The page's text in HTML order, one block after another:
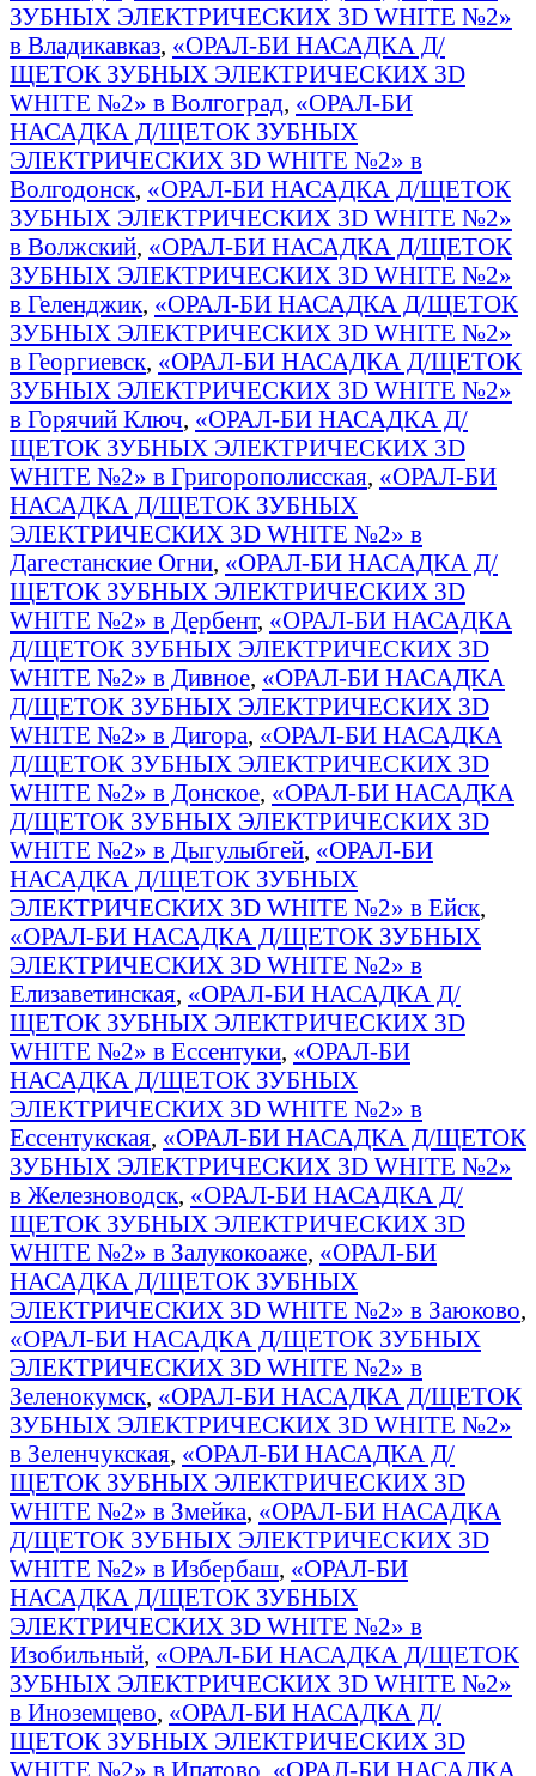
ЗУБНЫХ ЭЛЕКТРИЧЕСКИХ 3D WHITE №2»
в Владикавказ, «ОРАЛ-БИ НАСАДКА Д/
ЩЕТОК ЗУБНЫХ ЭЛЕКТРИЧЕСКИХ 3D
WHITE №2» в Волгоград, «ОРАЛ-БИ
НАСАДКА Д/ЩЕТОК ЗУБНЫХ
ЭЛЕКТРИЧЕСКИХ 3D WHITE №2» в
Волгодонск, «ОРАЛ-БИ НАСАДКА Д/ЩЕТОК
ЗУБНЫХ ЭЛЕКТРИЧЕСКИХ 3D WHITE №2»
в Волжский, «ОРАЛ-БИ НАСАДКА Д/ЩЕТОК
ЗУБНЫХ ЭЛЕКТРИЧЕСКИХ 3D WHITE №2»
в Геленджик, «ОРАЛ-БИ НАСАДКА Д/ЩЕТОК
ЗУБНЫХ ЭЛЕКТРИЧЕСКИХ 3D WHITE №2»
в Георгиевск, «ОРАЛ-БИ НАСАДКА Д/ЩЕТОК
ЗУБНЫХ ЭЛЕКТРИЧЕСКИХ 3D WHITE №2»
в Горячий Ключ, «ОРАЛ-БИ НАСАДКА Д/
ЩЕТОК ЗУБНЫХ ЭЛЕКТРИЧЕСКИХ 3D
WHITE №2» в Григорополисская, «ОРАЛ-БИ
НАСАДКА Д/ЩЕТОК ЗУБНЫХ
ЭЛЕКТРИЧЕСКИХ 3D WHITE №2» в
Дагестанские Огни, «ОРАЛ-БИ НАСАДКА Д/
ЩЕТОК ЗУБНЫХ ЭЛЕКТРИЧЕСКИХ 3D
WHITE №2» в Дербент, «ОРАЛ-БИ НАСАДКА
Д/ЩЕТОК ЗУБНЫХ ЭЛЕКТРИЧЕСКИХ 3D
WHITE №2» в Дивное, «ОРАЛ-БИ НАСАДКА
Д/ЩЕТОК ЗУБНЫХ ЭЛЕКТРИЧЕСКИХ 3D
WHITE №2» в Дигора, «ОРАЛ-БИ НАСАДКА
Д/ЩЕТОК ЗУБНЫХ ЭЛЕКТРИЧЕСКИХ 3D
WHITE №2» в Донское, «ОРАЛ-БИ НАСАДКА
Д/ЩЕТОК ЗУБНЫХ ЭЛЕКТРИЧЕСКИХ 3D
WHITE №2» в Дыгулыбгей, «ОРАЛ-БИ
НАСАДКА Д/ЩЕТОК ЗУБНЫХ
ЭЛЕКТРИЧЕСКИХ 3D WHITE №2» в Ейск,
«ОРАЛ-БИ НАСАДКА Д/ЩЕТОК ЗУБНЫХ
ЭЛЕКТРИЧЕСКИХ 3D WHITE №2» в
Елизаветинская, «ОРАЛ-БИ НАСАДКА Д/
ЩЕТОК ЗУБНЫХ ЭЛЕКТРИЧЕСКИХ 3D
WHITE №2» в Ессентуки, «ОРАЛ-БИ
НАСАДКА Д/ЩЕТОК ЗУБНЫХ
ЭЛЕКТРИЧЕСКИХ 3D WHITE №2» в
Ессентукская, «ОРАЛ-БИ НАСАДКА Д/ЩЕТОК
ЗУБНЫХ ЭЛЕКТРИЧЕСКИХ 3D WHITE №2»
в Железноводск, «ОРАЛ-БИ НАСАДКА Д/
ЩЕТОК ЗУБНЫХ ЭЛЕКТРИЧЕСКИХ 3D
WHITE №2» в Залукокоаже, «ОРАЛ-БИ
НАСАДКА Д/ЩЕТОК ЗУБНЫХ
ЭЛЕКТРИЧЕСКИХ 3D WHITE №2» в Заюково,
«ОРАЛ-БИ НАСАДКА Д/ЩЕТОК ЗУБНЫХ
ЭЛЕКТРИЧЕСКИХ 3D WHITE №2» в
Зеленокумск, «ОРАЛ-БИ НАСАДКА Д/ЩЕТОК
ЗУБНЫХ ЭЛЕКТРИЧЕСКИХ 3D WHITE №2»
в Зеленчукская, «ОРАЛ-БИ НАСАДКА Д/
ЩЕТОК ЗУБНЫХ ЭЛЕКТРИЧЕСКИХ 3D
WHITE №2» в Змейка, «ОРАЛ-БИ НАСАДКА
Д/ЩЕТОК ЗУБНЫХ ЭЛЕКТРИЧЕСКИХ 3D
WHITE №2» в Избербаш, «ОРАЛ-БИ
НАСАДКА Д/ЩЕТОК ЗУБНЫХ
ЭЛЕКТРИЧЕСКИХ 3D WHITE №2» в
Изобильный, «ОРАЛ-БИ НАСАДКА Д/ЩЕТОК
ЗУБНЫХ ЭЛЕКТРИЧЕСКИХ 3D WHITE №2»
в Иноземцево, «ОРАЛ-БИ НАСАДКА Д/
ЩЕТОК ЗУБНЫХ ЭЛЕКТРИЧЕСКИХ 3D
WHITE №2» в Ипатово, «ОРАЛ-БИ НАСАДКА